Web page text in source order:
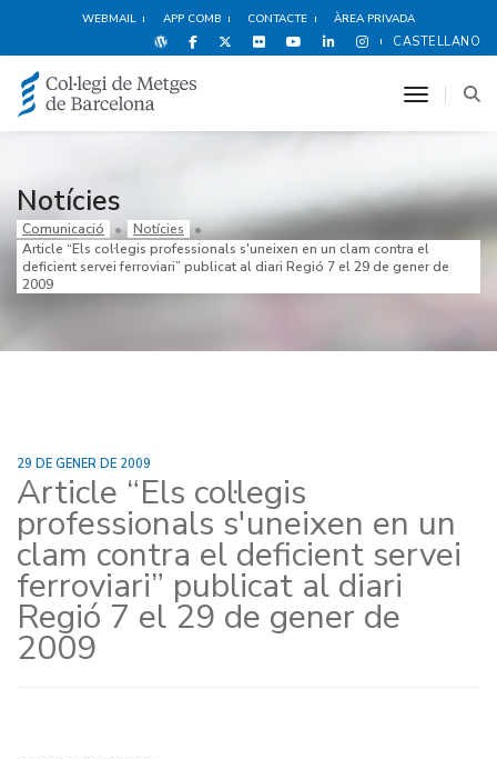
WEBMAIL APP COMB CONTACTE ÀREA PRIVADA
CASTELLANO
toggle
Notícies
Comunicació
Notícies
Article “Els col·legis professionals s'uneixen en un clam contra el
deficient servei ferroviari” publicat al diari Regió 7 el 29 de gener de
2009
29 DE GENER DE 2009
Article “Els col·legis
professionals s'uneixen en un
clam contra el deficient servei
ferroviari” publicat al diari
Regió 7 el 29 de gener de
2009